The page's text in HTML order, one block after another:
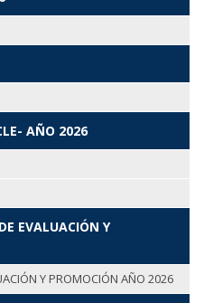
AÑO 2026
EVALUACIÓN Y
Y PROMOCIÓN AÑO 2026